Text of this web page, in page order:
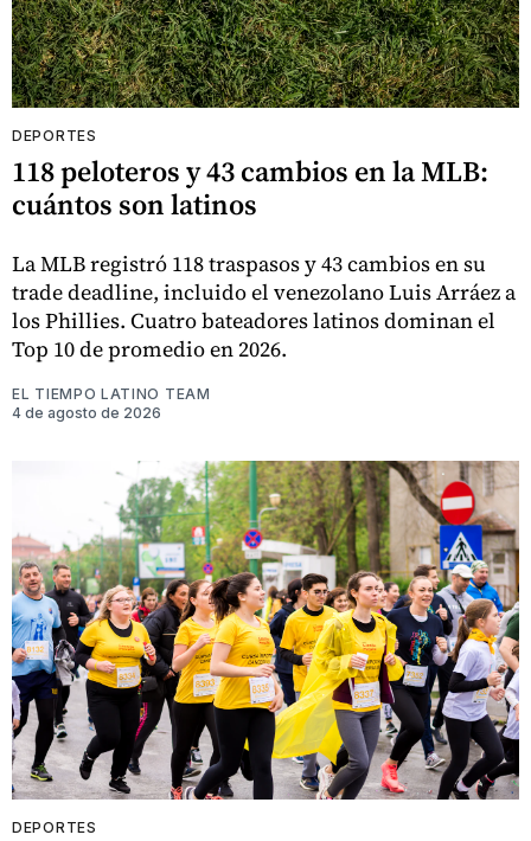
DEPORTES
118 peloteros y 43 cambios en la MLB:
cuántos son latinos
La MLB registró 118 traspasos y 43 cambios en su
trade deadline, incluido el venezolano Luis Arráez a
los Phillies. Cuatro bateadores latinos dominan el
Top 10 de promedio en 2026.
EL TIEMPO LATINO TEAM
4 de agosto de 2026
DEPORTES